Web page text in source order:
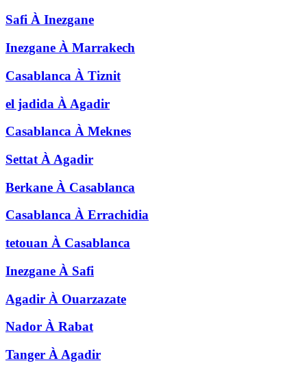
Safi À Inezgane
Inezgane À Marrakech
Casablanca À Tiznit
el jadida À Agadir
Casablanca À Meknes
Settat À Agadir
Berkane À Casablanca
Casablanca À Errachidia
tetouan À Casablanca
Inezgane À Safi
Agadir À Ouarzazate
Nador À Rabat
Tanger À Agadir